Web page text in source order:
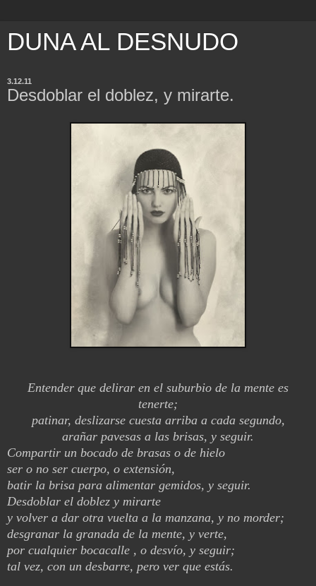
DUNA AL DESNUDO
3.12.11
Desdoblar el doblez, y mirarte.
Entender que delirar en el suburbio de la mente es
tenerte;
patinar, deslizarse cuesta arriba a cada segundo,
arañar pavesas a las brisas, y seguir.
Compartir un bocado de brasas o de hielo
ser o no ser cuerpo, o extensión,
batir la brisa para alimentar gemidos, y seguir.
Desdoblar el doblez y mirarte
y volver a dar otra vuelta a la manzana, y no morder;
desgranar la granada de la mente, y verte,
por cualquier bocacalle , o desvío, y seguir;
tal vez, con un desbarre, pero ver que estás.